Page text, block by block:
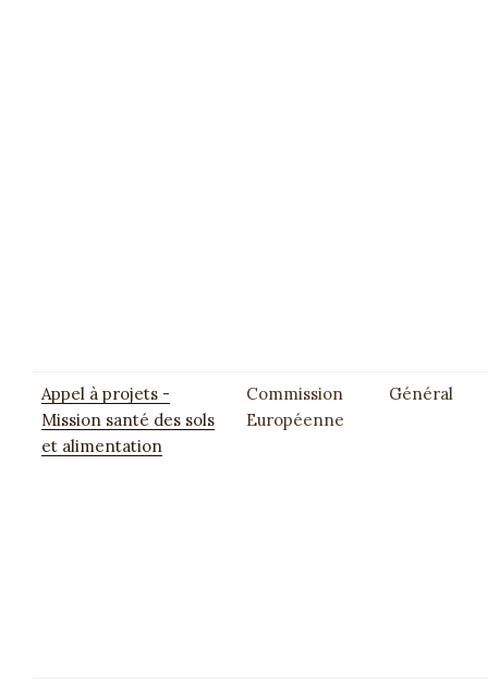
Appel à projets -
Mission santé des sols
et alimentation
Commission
Européenne
Général